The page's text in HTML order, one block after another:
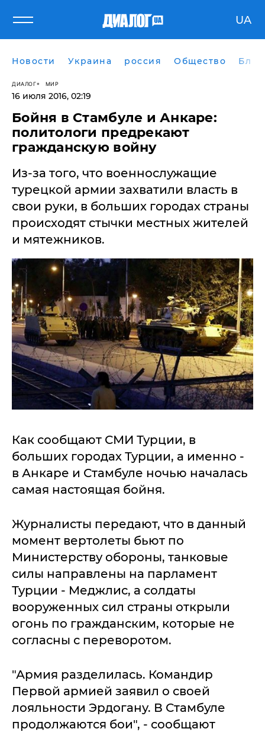
UA
Новости Украина россия Общество
ДИАЛОГ МИР
16 июля 2016, 02:19
Бойня в Стамбуле и Анкаре:
политологи предрекают
гражданскую войну
Из-за того, что военнослужащие
турецкой армии захватили власть в
свои руки, в больших городах страны
происходят стычки местных жителей
и мятежников.
Как сообщают СМИ Турции, в
больших городах Турции, а именно -
в Анкаре и Стамбуле ночью началась
самая настоящая бойня.
Журналисты передают, что в данный
момент вертолеты бьют по
Министерству обороны, танковые
силы направлены на парламент
Турции - Меджлис, а солдаты
вооруженных сил страны открыли
огонь по гражданским, которые не
согласны с переворотом.
"Армия разделилась. Командир
Первой армией заявил о своей
лояльности Эрдогану. В Стамбуле
продолжаются бои", - сообщают